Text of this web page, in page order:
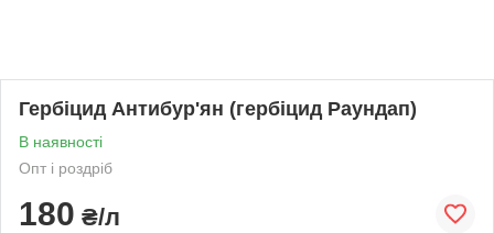
Гербіцид Антибур'ян (гербіцид Раундап)
В наявності
Опт і роздріб
180 ₴/л